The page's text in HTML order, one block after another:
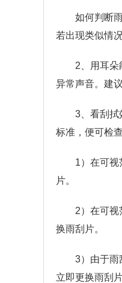
如何判断
若出现类似情
2、用耳
异常声音。建
3、看刮拭
标准，便可检
1）在可视
片。
2）在可视
换雨刮片。
3）由于雨
立即更换雨刮片